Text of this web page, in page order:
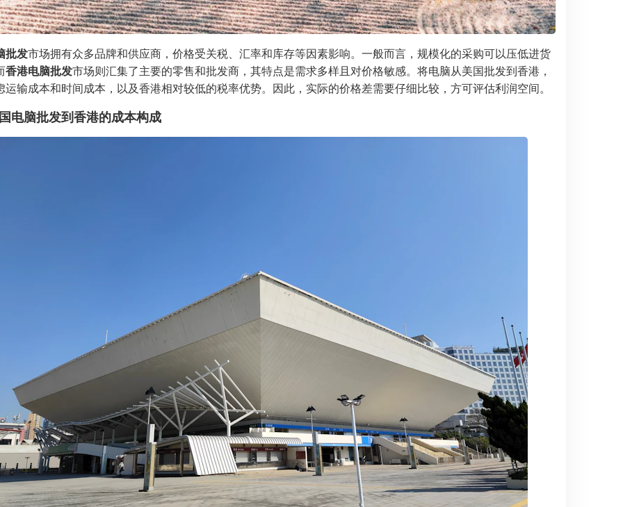
批发市场拥有众多品牌和供应商，价格受关税、汇率和库存等因素影响。一般而言，规模化的采购可以压低进货
香港电脑批发市场则汇集了主要的零售和批发商，其特点是需求多样且对价格敏感。将电脑从美国批发到香港，
运输成本和时间成本，以及香港相对较低的税率优势。因此，实际的价格差需要仔细比较，方可评估利润空间。
电脑批发到香港的成本构成